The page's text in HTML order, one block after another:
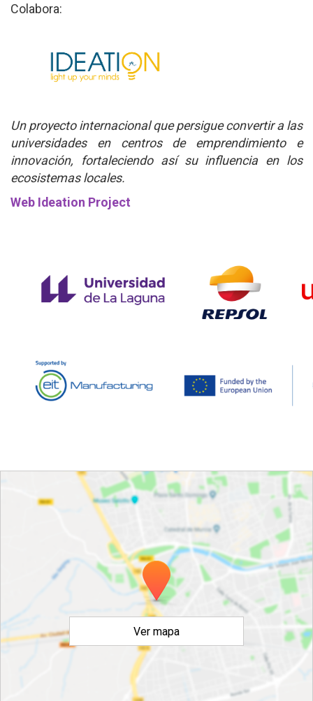
Colabora:
Un proyecto internacional que persigue convertir a las
universidades en centros de emprendimiento e
innovación, fortaleciendo así su influencia en los
ecosistemas locales.
Web Ideation Project
Ver mapa